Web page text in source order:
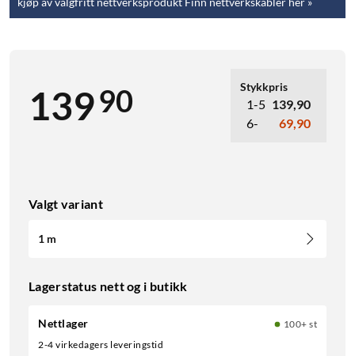
kjøp av valgfritt nettverksprodukt Finn nettverkskabler her »
13990 Stykkpris
1-5 139,90
6-
69,90
Valgt variant
1 m
Lagerstatus nett og i butikk
Nettlager
100+ st
2-4 virkedagers leveringstid